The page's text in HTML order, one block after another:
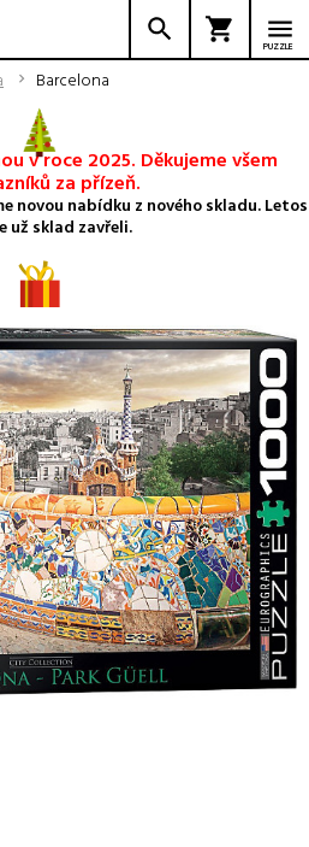
PUZZLE
Barcelona
v roce 2025. Děkujeme všem
za přízeň.
novou nabídku z nového skladu. Letos
už sklad zavřeli.